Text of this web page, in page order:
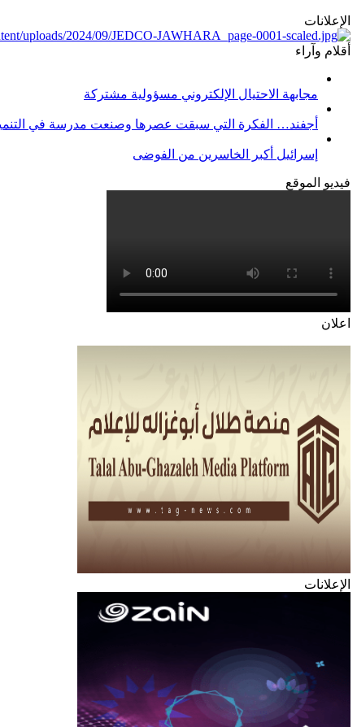
الإعلانات
أقلام وآراء
مجابهة الاحتيال الإلكتروني مسؤولية مشتركة
أجفند… الفكرة التي سبقت عصرها وصنعت مدرسة في
إسرائيل أكبر الخاسرين من الفوضى
فيديو الموقع
اعلان
الإعلانات